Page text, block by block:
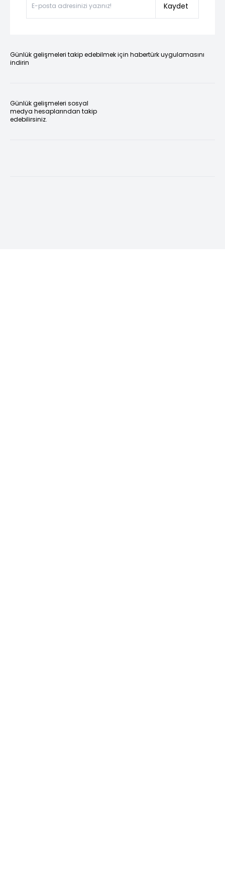
Kaydet
Günlük gelişmeleri takip edebilmek için habertürk uygulamasını
indirin
Günlük gelişmeleri sosyal
medya hesaplarından takip
edebilirsiniz.